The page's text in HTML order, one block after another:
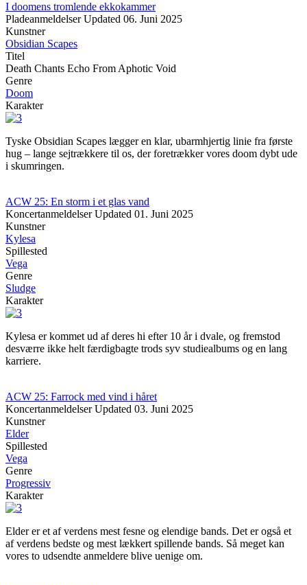
I doomens tromlende ekkokammer
Pladeanmeldelser Updated 06. Juni 2025
Kunstner
Obsidian Scapes
Titel
Death Chants Echo From Aphotic Void
Genre
Doom
Karakter
Tyske Obsidian Scapes lægger en klar, ubarmhjertig linie fra første
hug – lange sejtrækkere til os, der foretrækker vores doom dybt ude
i skumringen.
ACW 25: En storm i et glas vand
Koncertanmeldelser Updated 01. Juni 2025
Kunstner
Kylesa
Spillested
Vega
Genre
Sludge
Karakter
Kylesa er kommet ud af deres hi efter 10 år i dvale, og fremstod
desværre ikke helt færdigbagte trods syv studiealbums og en lang
karriere.
ACW 25: Farrock med vind i håret
Koncertanmeldelser Updated 03. Juni 2025
Kunstner
Elder
Spillested
Vega
Genre
Progressiv
Karakter
Elder er et af verdens mest fesne og elendige bands. Det er også et
af verdens bedste og mest lækkert spillende bands. Så meget kan
vores to udsendte anmeldere blive uenige om.